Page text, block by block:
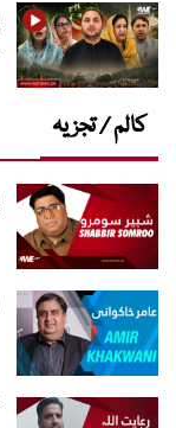
کالم / تجزیہ